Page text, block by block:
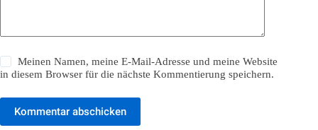
Meinen Namen, meine E-Mail-Adresse und meine Website
in diesem Browser für die nächste Kommentierung speichern.
Kommentar abschicken